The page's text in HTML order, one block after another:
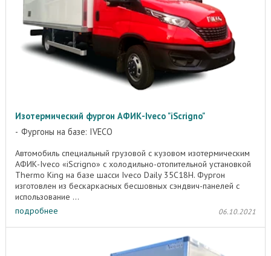
Изотермический фургон АФИК-Iveco "iScrigno"
Фургоны на базе: IVECO
Автомобиль специальный грузовой с кузовом изотермическим
АФИК-Iveco «iScrigno» с холодильно-отопительной установкой
Thermo King на базе шасси Iveco Daily 35C18H. Фургон
изготовлен из бескаркасных бесшовных сэндвич-панелей с
использование ...
подробнее
06.10.2021